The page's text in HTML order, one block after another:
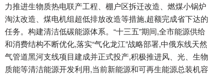
力推进生物质热电联产工程、棚户区拆迁改造、燃煤小锅炉
淘汰改造、煤电机组超低排放改造等措施,超额完成省下达的
任务。构建清洁低碳能源体系。“十三五”期间,全市能源供给
和消费结构不断优化,落实“气化龙江”战略部署,中俄东线天然
气管道黑河支线项目建成并正式投产,积极推进风、光、生物
质能等清洁能源开发利用,当前新能源和可再生能源总装机容